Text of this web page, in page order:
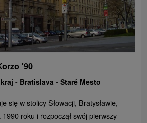
'90
- Bratislava - Staré Mesto
się w stolicy Słowacji, Bratysławie,
1990 roku i rozpoczął swój pierwszy